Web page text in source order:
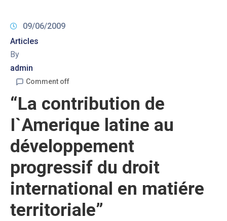
09/06/2009
Articles
By
admin
Comment off
“La contribution de
I`Amerique latine au
développement
progressif du droit
international en matiére
territoriale”